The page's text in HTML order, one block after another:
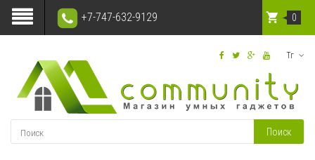
+7-747-632-9129
Тг
Поиск
0